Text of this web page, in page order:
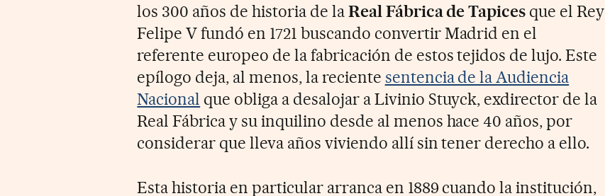
los 300 años de historia de laReal Fábrica de Tapices que el Rey
Felipe V fundó en 1721 buscando convertir Madrid en el
referente europeo de la fabricación de estos tejidos de lujo. Este
epílogo deja, al menos, la reciente sentencia de la Audiencia
Nacional que obliga a desalojar a Livinio Stuyck, exdirector de la
Real Fábrica y su inquilino desde al menos hace 40 años, por
considerar que lleva años viviendo allí sin tener derecho a ello.
Esta historia en particular arranca en 1889 cuando la institución,